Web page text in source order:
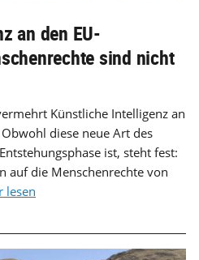
an den EU-
sind nicht
Künstliche Intelligenz an
diese neue Art des
ist, steht fest:
auf die Menschenrechte von
lesen